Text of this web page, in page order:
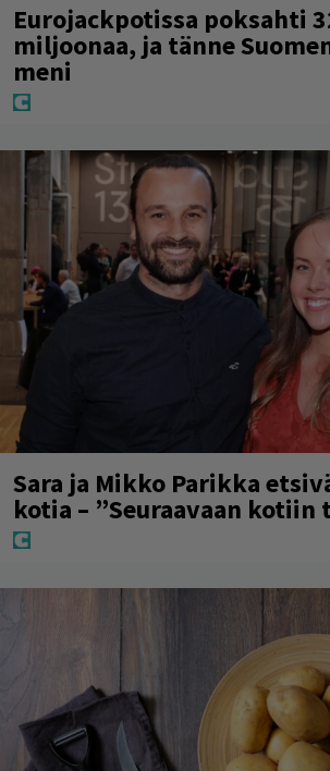
Eurojackpotissa poksahti
miljoonaa, ja tänne
meni
Sara ja Mikko Parikka
kotia – ”Seuraavaan kotiin